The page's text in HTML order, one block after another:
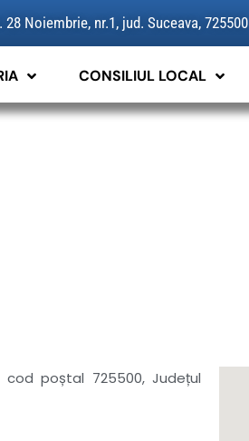
28 Noiembrie, nr.1, jud. Suceava, 725500
CONSILIUL LOCAL
poștal 725500, Județul